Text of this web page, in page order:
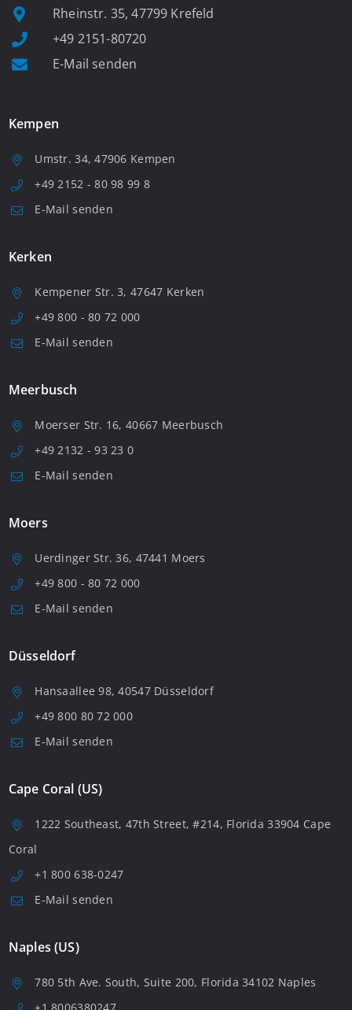
Rheinstr. 35, 47799 Krefeld
+49 2151-80720
E-Mail senden
Kempen
Umstr. 34, 47906 Kempen
+49 2152 - 80 98 99 8
E-Mail senden
Kerken
Kempener Str. 3, 47647 Kerken
+49 800 - 80 72 000
E-Mail senden
Meerbusch
Moerser Str. 16, 40667 Meerbusch
+49 2132 - 93 23 0
E-Mail senden
Moers
Uerdinger Str. 36, 47441 Moers
+49 800 - 80 72 000
E-Mail senden
Düsseldorf
Hansaallee 98, 40547 Düsseldorf
+49 800 80 72 000
E-Mail senden
Cape Coral (US)
1222 Southeast, 47th Street, #214, Florida 33904 Cape
Coral
+1 800 638-0247
E-Mail senden
Naples (US)
780 5th Ave. South, Suite 200, Florida 34102 Naples
+1 8006380247